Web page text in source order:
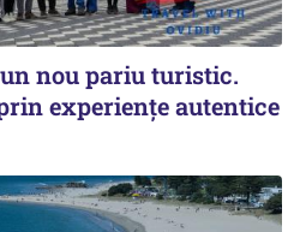
nou pariu turistic.
experiențe autentice